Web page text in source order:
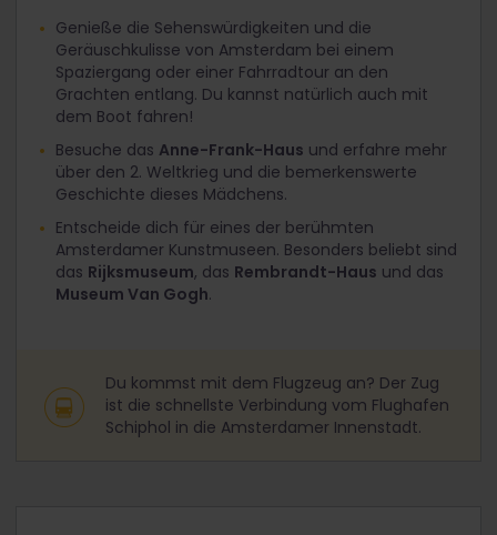
Genieße die Sehenswürdigkeiten und die
Geräuschkulisse von Amsterdam bei einem
Spaziergang oder einer Fahrradtour an den
Grachten entlang. Du kannst natürlich auch mit
dem Boot fahren!
Besuche das Anne-Frank-Haus und erfahre mehr
über den 2. Weltkrieg und die bemerkenswerte
Geschichte dieses Mädchens.
Entscheide dich für eines der berühmten
Amsterdamer Kunstmuseen. Besonders beliebt sind
das Rijksmuseum, das Rembrandt-Haus und das
Museum Van Gogh.
Du kommst mit dem Flugzeug an? Der Zug
ist die schnellste Verbindung vom Flughafen
Schiphol in die Amsterdamer Innenstadt.